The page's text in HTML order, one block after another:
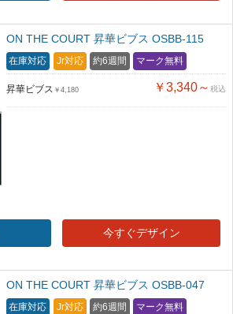
ON THE COURT 昇華ビブス OSBB-115
在庫対応 Jr対応 約6週間 マーク無料
昇華ビブス ￥4,180 ￥3,340～ 税込
今すぐデザイン
ON THE COURT 昇華ビブス OSBB-047
在庫対応 Jr対応 約6週間 マーク無料